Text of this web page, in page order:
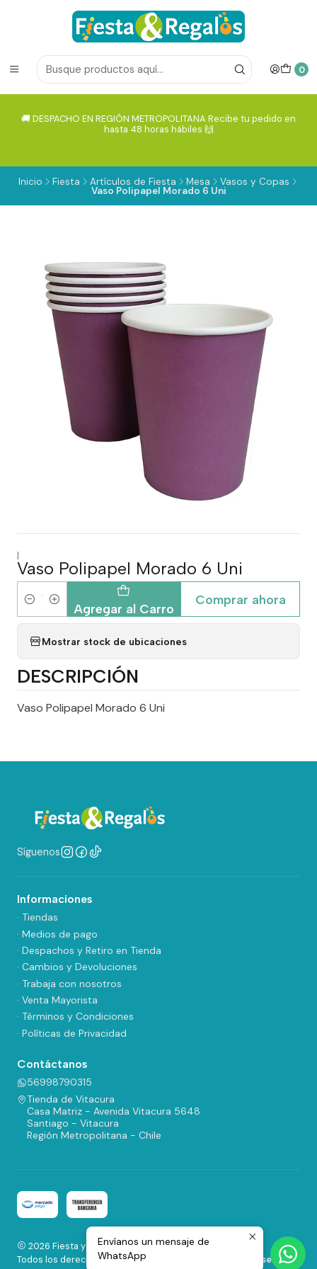
0
🚚 DESPACHO EN REGIÓN METROPOLITANA Recibe tu pedido en
hasta 48 horas hábiles 🙌
Inicio Fiesta Artículos de Fiesta Mesa Vasos y Copas
Vaso Polipapel Morado 6 Uni
|
Vaso Polipapel Morado 6 Uni
Cantidad Agregar al Carro
Comprar ahora
Mostrar stock de ubicaciones
DESCRIPCIÓN
Vaso Polipapel Morado 6 Uni
Síguenos
Informaciones
· Tiendas
· Medios de pago
· Despachos y Retiro en Tienda
· Cambios y Devoluciones
· Trabaja con nosotros
· Venta Mayorista
· Términos y Condiciones
· Políticas de Privacidad
Contáctanos
56998790315
Tienda de Vitacura
Casa Matriz - Avenida Vitacura 5648
Santiago - Vitacura
Región Metropolitana - Chile
2026 Fiesta y Regalos.
Todos los derechos reservados.
Desarrollado por Jumpseller.
Envíanos un mensaje de
WhatsApp